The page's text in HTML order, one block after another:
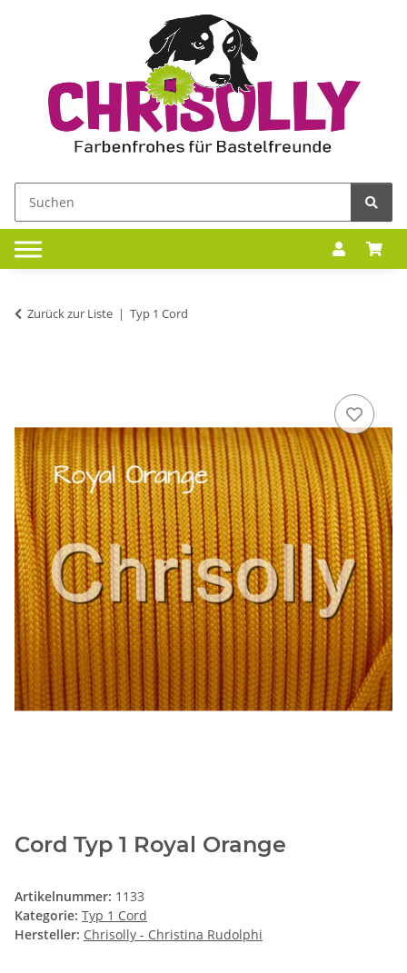
Zurück zur Liste Typ 1 Cord
Cord Typ 1 Royal Orange
Artikelnummer: 1133
Kategorie: Typ 1 Cord
Hersteller: Chrisolly - Christina Rudolphi